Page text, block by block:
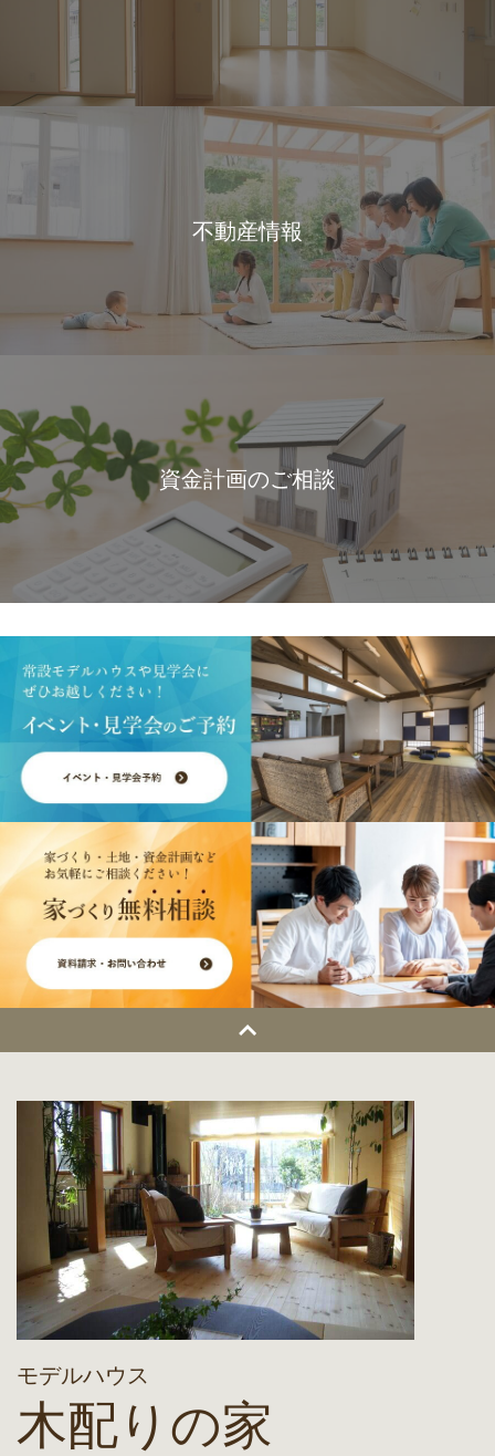
不動産情報
資金計画のご相談
モデルハウス
木配りの家